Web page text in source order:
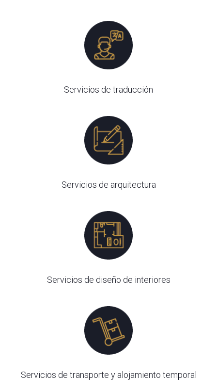
Servicios de traducción
Servicios de arquitectura
Servicios de diseño de interiores
Servicios de transporte y alojamiento temporal